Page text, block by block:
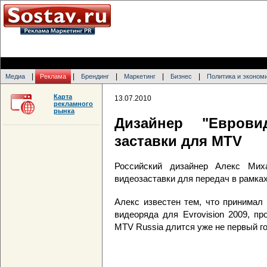
Медиа Реклама Брендинг Маркетинг Бизнес Политика и
13.07.2010
Дизайнер
заставки для MTV
Российский дизайнер Алекс
видеозаставки для передач в
Алекс известен тем, что
видеоряда для Evrovision 2009,
MTV Russia длится уже не первый
Карта
рекламного
рынка